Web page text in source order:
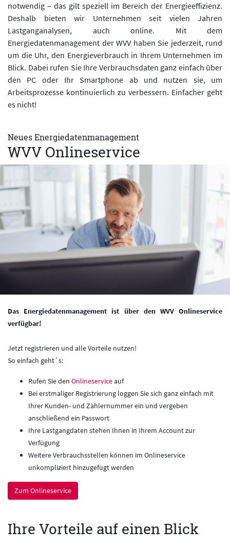
notwendig – das gilt speziell im Bereich der Energieeffizienz.
Deshalb bieten wir Unternehmen seit vielen Jahren
Lastganganalysen, auch online. Mit dem
Energiedatenmanagement der WVV haben Sie jederzeit, rund
um die Uhr, den Energieverbrauch in Ihrem Unternehmen im
Blick. Dabei rufen Sie Ihre Verbrauchsdaten ganz einfach über
den PC oder Ihr Smartphone ab und nutzen sie, um
Arbeitsprozesse kontinuierlich zu verbessern. Einfacher geht
es nicht!
Neues Energiedatenmanagement
WVV Onlineservice
Das Energiedatenmanagement ist über den WVV Onlineservice
verfügbar!
Jetzt registrieren und alle Vorteile nutzen!
So einfach geht´s:
Rufen Sie den Onlineserviceauf
Bei erstmaliger Registrierung loggen Sie sich ganz einfach mit
Ihrer Kunden- und Zählernummer ein und vergeben
anschließend ein Passwort
Ihre Lastgangdaten stehen Ihnen in Ihrem Account zur
Verfügung
Weitere Verbrauchsstellen können im Onlineservice
unkompliziert hinzugefügt werden
Zum Onlineservice
Ihre Vorteile auf einen Blick